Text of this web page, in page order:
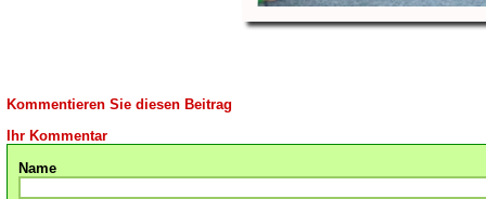
Kommentieren Sie diesen Beitrag
Ihr Kommentar
Name